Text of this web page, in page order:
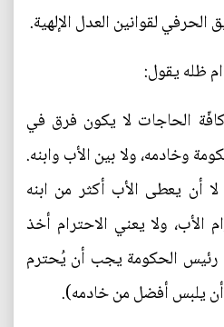
لقوانين العدل الإلهية.
ظله يقول:
الحاجات لا يكون فرق في‌
وخادمه، ولا بين الأب وابنه.
لا أن يعطى الأب أكثر من ابنه
ولا يعني الاحترام أخذ
رئيس الحكومة يجب أن يُحترم
أن يلبس أفضل من خادمه).